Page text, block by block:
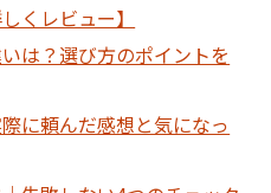
くレビュー】
は？選び方のポイントを
に頼んだ感想と気になっ